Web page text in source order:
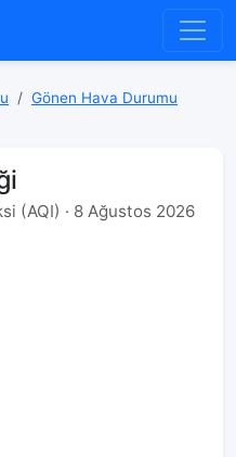
Gönen Hava Durumu
(AQI) · 8 Ağustos 2026